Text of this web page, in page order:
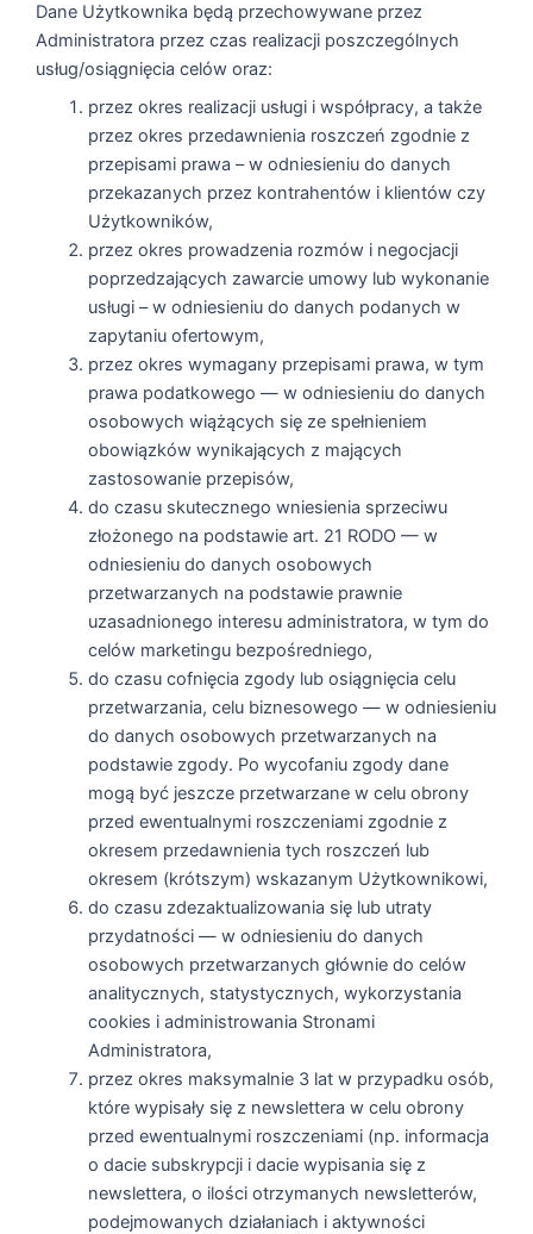
Dane Użytkownika będą przechowywane przez
Administratora przez czas realizacji poszczególnych
usług/osiągnięcia celów oraz:
przez okres realizacji usługi i współpracy, a także
przez okres przedawnienia roszczeń zgodnie z
przepisami prawa – w odniesieniu do danych
przekazanych przez kontrahentów i klientów czy
Użytkowników,
przez okres prowadzenia rozmów i negocjacji
poprzedzających zawarcie umowy lub wykonanie
usługi – w odniesieniu do danych podanych w
zapytaniu ofertowym,
przez okres wymagany przepisami prawa, w tym
prawa podatkowego — w odniesieniu do danych
osobowych wiążących się ze spełnieniem
obowiązków wynikających z mających
zastosowanie przepisów,
do czasu skutecznego wniesienia sprzeciwu
złożonego na podstawie art. 21 RODO — w
odniesieniu do danych osobowych
przetwarzanych na podstawie prawnie
uzasadnionego interesu administratora, w tym do
celów marketingu bezpośredniego,
do czasu cofnięcia zgody lub osiągnięcia celu
przetwarzania, celu biznesowego — w odniesieniu
do danych osobowych przetwarzanych na
podstawie zgody. Po wycofaniu zgody dane
mogą być jeszcze przetwarzane w celu obrony
przed ewentualnymi roszczeniami zgodnie z
okresem przedawnienia tych roszczeń lub
okresem (krótszym) wskazanym Użytkownikowi,
do czasu zdezaktualizowania się lub utraty
przydatności — w odniesieniu do danych
osobowych przetwarzanych głównie do celów
analitycznych, statystycznych, wykorzystania
cookies i administrowania Stronami
Administratora,
przez okres maksymalnie 3 lat w przypadku osób,
które wypisały się z newslettera w celu obrony
przed ewentualnymi roszczeniami (np. informacja
o dacie subskrypcji i dacie wypisania się z
newslettera, o ilości otrzymanych newsletterów,
podejmowanych działaniach i aktywności